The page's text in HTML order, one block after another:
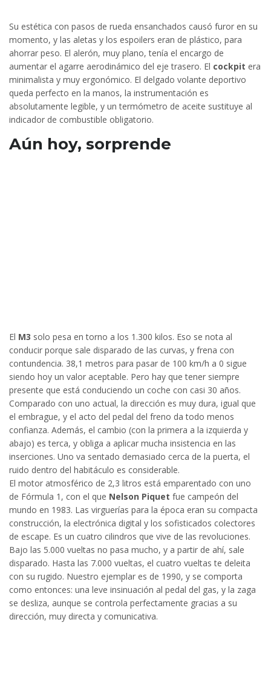
Su estética con pasos de rueda ensanchados causó furor en su
momento, y las aletas y los espoilers eran de plástico, para
ahorrar peso. El alerón, muy plano, tenía el encargo de
aumentar el agarre aerodinámico del eje trasero. El cockpit era
minimalista y muy ergonómico. El delgado volante deportivo
queda perfecto en la manos, la instrumentación es
absolutamente legible, y un termómetro de aceite sustituye al
indicador de combustible obligatorio.
Aún hoy, sorprende
El M3 solo pesa en torno a los 1.300 kilos. Eso se nota al
conducir porque sale disparado de las curvas, y frena con
contundencia. 38,1 metros para pasar de 100 km/h a 0 sigue
siendo hoy un valor aceptable. Pero hay que tener siempre
presente que está conduciendo un coche con casi 30 años.
Comparado con uno actual, la dirección es muy dura, igual que
el embrague, y el acto del pedal del freno da todo menos
confianza. Además, el cambio (con la primera a la izquierda y
abajo) es terca, y obliga a aplicar mucha insistencia en las
inserciones. Uno va sentado demasiado cerca de la puerta, el
ruido dentro del habitáculo es considerable.
El motor atmosférico de 2,3 litros está emparentado con uno
de Fórmula 1, con el que Nelson Piquet fue campeón del
mundo en 1983. Las virguerías para la época eran su compacta
construcción, la electrónica digital y los sofisticados colectores
de escape. Es un cuatro cilindros que vive de las revoluciones.
Bajo las 5.000 vueltas no pasa mucho, y a partir de ahí, sale
disparado. Hasta las 7.000 vueltas, el cuatro vueltas te deleita
con su rugido. Nuestro ejemplar es de 1990, y se comporta
como entonces: una leve insinuación al pedal del gas, y la zaga
se desliza, aunque se controla perfectamente gracias a su
dirección, muy directa y comunicativa.